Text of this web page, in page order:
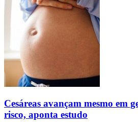
Cesáreas avançam mesmo em
risco, aponta estudo